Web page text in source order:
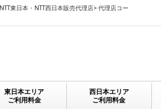
東日本・NTT西日本販売代理店> 代理店コー
東日本エリア
ご利用料金
西日本エリア
ご利用料金